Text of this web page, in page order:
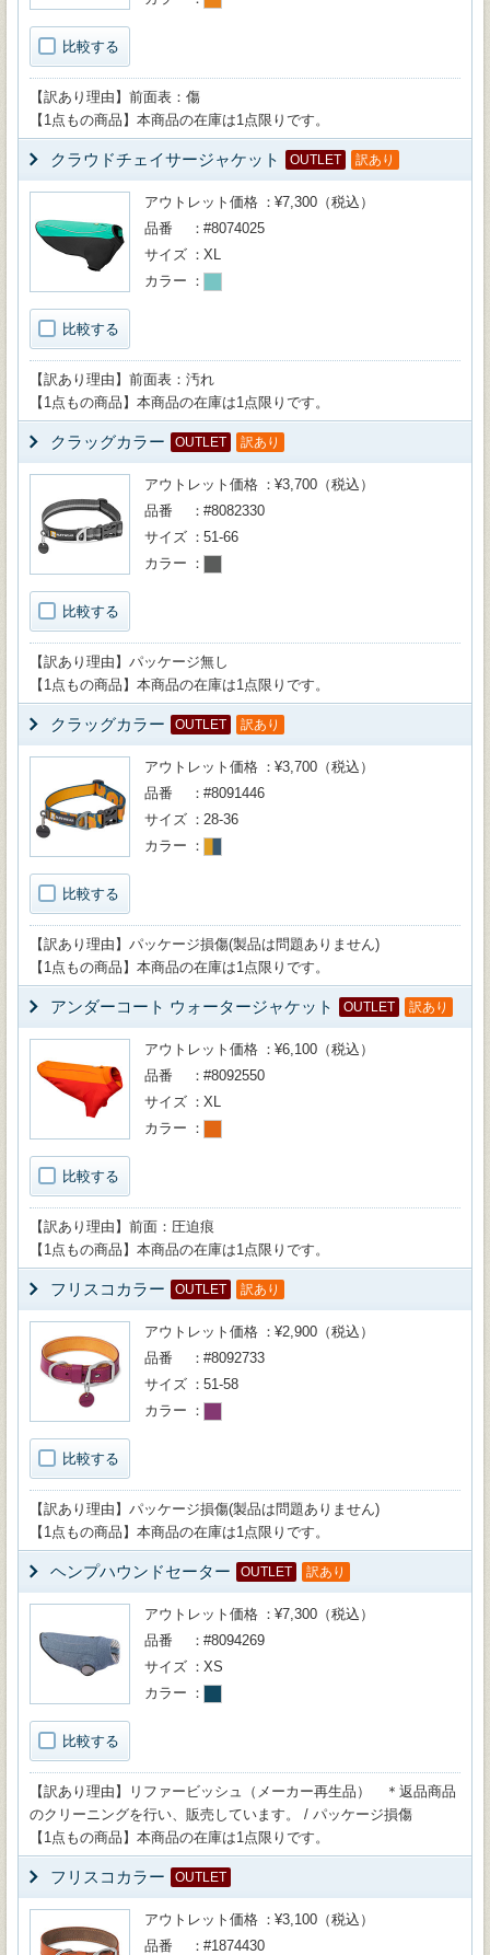
比較する
【訳あり理由】前面表：傷
【1点もの商品】本商品の在庫は1点限りです。
クラウドチェイサージャケット OUTLET 訳あり
比較する
アウトレット価格
¥7,300（税込）
品番
#8074025
サイズ
XL
カラー
【訳あり理由】前面表：汚れ
【1点もの商品】本商品の在庫は1点限りです。
クラッグカラー OUTLET 訳あり
比較する
アウトレット価格
¥3,700（税込）
品番
#8082330
サイズ
51-66
カラー
【訳あり理由】パッケージ無し
【1点もの商品】本商品の在庫は1点限りです。
クラッグカラー OUTLET 訳あり
比較する
アウトレット価格
¥3,700（税込）
品番
#8091446
サイズ
28-36
カラー
【訳あり理由】パッケージ損傷(製品は問題ありません)
【1点もの商品】本商品の在庫は1点限りです。
アンダーコート ウォータージャケット OUTLET 訳あり
比較する
アウトレット価格
¥6,100（税込）
品番
#8092550
サイズ
XL
カラー
【訳あり理由】前面：圧迫痕
【1点もの商品】本商品の在庫は1点限りです。
フリスコカラー OUTLET 訳あり
比較する
アウトレット価格
¥2,900（税込）
品番
#8092733
サイズ
51-58
カラー
【訳あり理由】パッケージ損傷(製品は問題ありません)
【1点もの商品】本商品の在庫は1点限りです。
ヘンプハウンドセーター OUTLET 訳あり
比較する
アウトレット価格
¥7,300（税込）
品番
#8094269
サイズ
XS
カラー
【訳あり理由】リファービッシュ（メーカー再生品） ＊返品商品
のクリーニングを行い、販売しています。 / パッケージ損傷
【1点もの商品】本商品の在庫は1点限りです。
フリスコカラー OUTLET
アウトレット価格
¥3,100（税込）
品番
#1874430